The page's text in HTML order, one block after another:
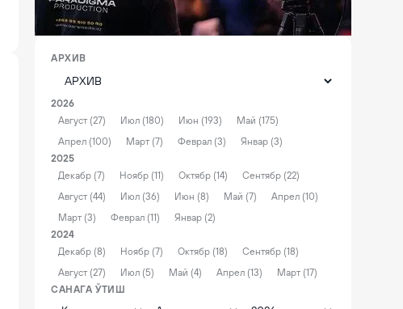
АРХИВ
2026
Август (27)
Июл (180) Июн (193)
Май (175)
Апрел (100)
Март (7) Феврал (3)
Январ (3)
2025
Декабр (7)
Ноябр (11) Октябр (14)
Сентябр (22)
Август (44)
Июл (36) Июн (8) Май (7)
Апрел (10)
Март (3)
Феврал (11)
Январ (2)
2024
Декабр (8)
Ноябр (7) Октябр (18)
Сентябр (18)
Август (27)
Июл (5) Май (4) Апрел (13)
Март (17)
САНАГА ЎТИШ